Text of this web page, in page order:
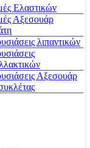
Ελαστικών
Αξεσουάρ
λιπαντικών
Αξεσουάρ